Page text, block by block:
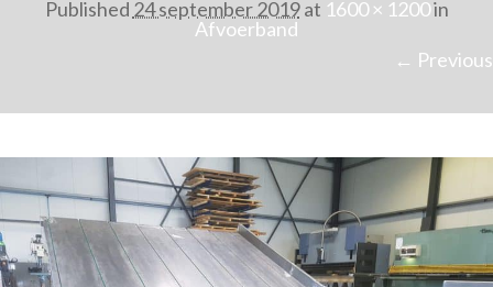
Published 24 september 2019at 1600 × 1200in
Afvoerband
← Previous